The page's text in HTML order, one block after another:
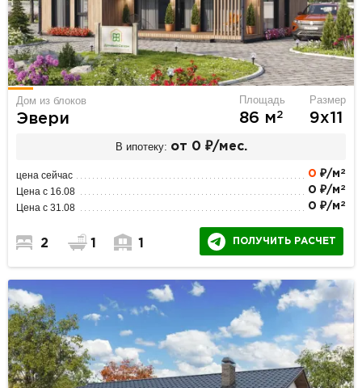
Дом из блоков
Эвери
Площадь
86 м2
Размер
9х11
В ипотеку: от 0 ₽/мес.
цена сейчас 0 ₽/м 2
Цена с 16.08 0 ₽/м 2
Цена с 31.08 0 ₽/м 2
2 1 1 ПОЛУЧИТЬ РАСЧЕТ